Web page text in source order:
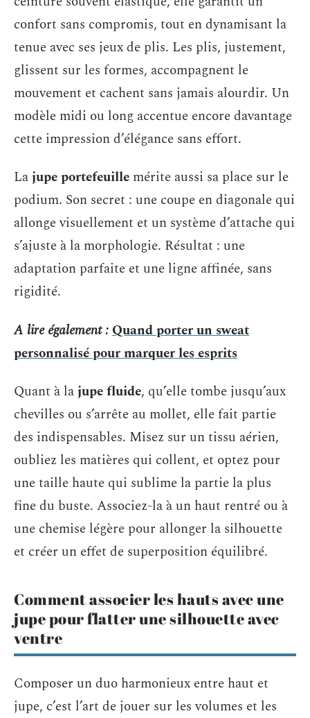
confort sans compromis, tout en dynamisant la
tenue avec ses jeux de plis. Les plis, justement,
glissent sur les formes, accompagnent le
mouvement et cachent sans jamais alourdir. Un
modèle midi ou long accentue encore davantage
cette impression d’élégance sans effort.
Lajupe portefeuille mérite aussi sa place sur le
podium. Son secret : une coupe en diagonale qui
allonge visuellement et un système d’attache qui
s’ajuste à la morphologie. Résultat : une
adaptation parfaite et une ligne affinée, sans
rigidité.
A lire également :Quand porter un sweat
personnalisé pour marquer les esprits
Quant à lajupe fluide, qu’elle tombe jusqu’aux
chevilles ou s’arrête au mollet, elle fait partie
des indispensables. Misez sur un tissu aérien,
oubliez les matières qui collent, et optez pour
une taille haute qui sublime la partie la plus
fine du buste. Associez-la à un haut rentré ou à
une chemise légère pour allonger la silhouette
et créer un effet de superposition équilibré.
Comment associer les hauts avec une
jupe pour flatter une silhouette avec
ventre
Composer un duo harmonieux entre haut et
jupe, c’est l’art de jouer sur les volumes et les